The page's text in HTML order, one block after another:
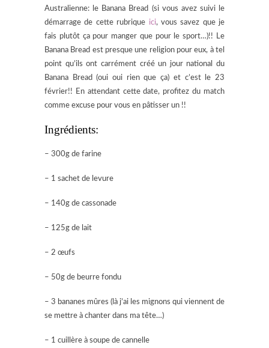
Australienne: le Banana Bread (si vous avez suivi le
démarrage de cette rubrique ici, vous savez que je
fais plutôt ça pour manger que pour le sport…)!! Le
Banana Bread est presque une religion pour eux, à tel
point qu’ils ont carrément créé un jour national du
Banana Bread (oui oui rien que ça) et c’est le 23
février!! En attendant cette date, profitez du match
comme excuse pour vous en pâtisser un !!
Ingrédients:
– 300g de farine
– 1 sachet de levure
– 140g de cassonade
– 125g de lait
– 2 œufs
– 50g de beurre fondu
– 3 bananes mûres (là j’ai les mignons qui viennent de
se mettre à chanter dans ma tête…)
– 1 cuillère à soupe de cannelle